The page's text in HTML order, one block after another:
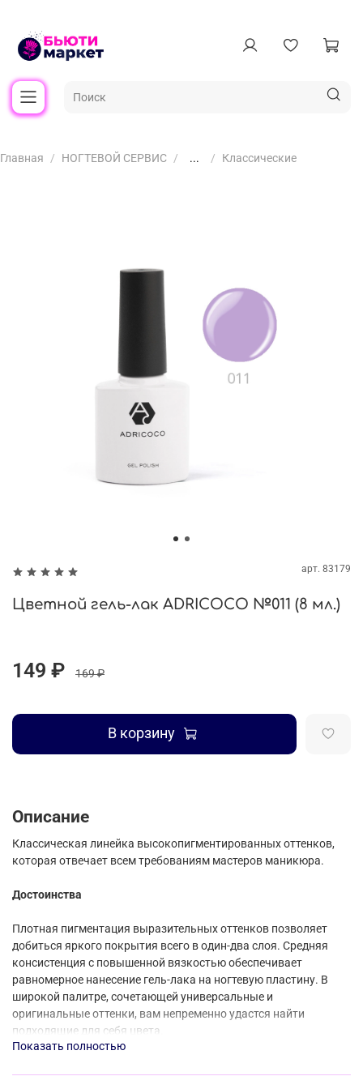
Главная НОГТЕВОЙ СЕРВИС ... Классические
арт. 83179
Цветной гель-лак ADRICOCO №011 (8 мл.)
149 ₽ 169 ₽
В корзину
Описание
Классическая линейка высокопигментированных оттенков,
которая отвечает всем требованиям мастеров маникюра.
Достоинства
Плотная пигментация выразительных оттенков позволяет
добиться яркого покрытия всего в один-два слоя. Средняя
консистенция с повышенной вязкостью обеспечивает
равномерное нанесение гель-лака на ногтевую пластину. В
широкой палитре, сочетающей универсальные и
оригинальные оттенки, вам непременно удастся найти
подходящие для себя цвета.
Показать полностью